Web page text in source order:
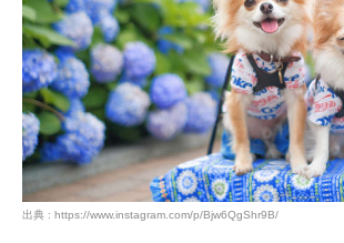
出典 : https://www.instagram.com/p/Bjw6QgShr9B/